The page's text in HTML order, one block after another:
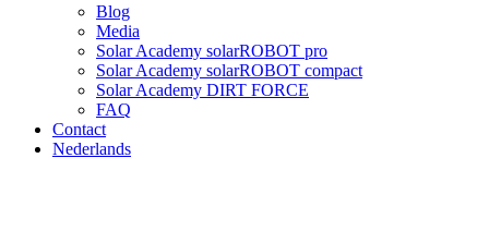
Blog
Media
Solar Academy solarROBOT pro
Solar Academy solarROBOT compact
Solar Academy DIRT FORCE
FAQ
Contact
Nederlands